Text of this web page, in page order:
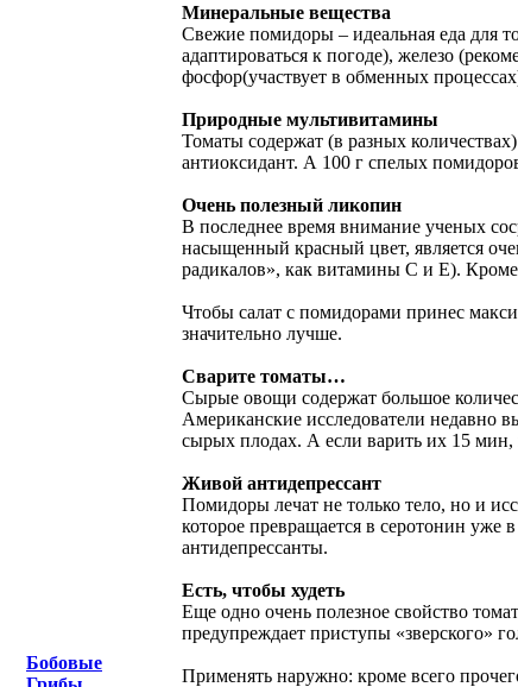
Бобовые
Минеральные вещества
Свежие помидоры – идеальная еда для
адаптироваться к погоде), железо
фосфор(участвует в обменных
Природные мультивитамины
Томаты содержат (в разных
антиоксидант. А 100 г спелых
Очень полезный ликопин
В последнее время внимание ученых
насыщенный красный цвет, является
радикалов», как витамины C и E).
Чтобы салат с помидорами принес
значительно лучше.
Сварите томаты…
Сырые овощи содержат большое
Американские исследователи недавно
сырых плодах. А если варить их 15 мин,
Живой антидепрессант
Помидоры лечат не только тело, но и
которое превращается в серотонин уже
антидепрессанты.
Есть, чтобы худеть
Еще одно очень полезное свойство
предупреждает приступы «зверского»
Применять наружно: кроме всего